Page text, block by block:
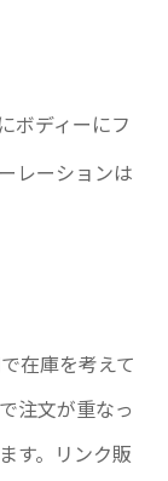
ボディーにフ
レーションは
庫を考えて
注文が重なっ
す。リンク販